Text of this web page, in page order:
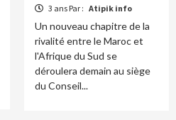
3 ans Par : Atipik info
Un nouveau chapitre de la
rivalité entre le Maroc et
l'Afrique du Sud se
déroulera demain au siège
du Conseil...